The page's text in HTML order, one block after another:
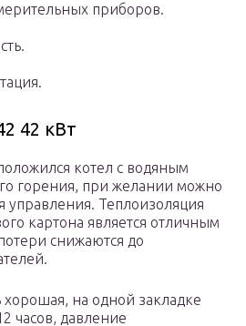
приборов.
42 кВт
котел с водяным
горения, при желании можно
управления. Теплоизоляция
картона является отличным
снижаются до
хорошая, на одной закладке
часов, давление